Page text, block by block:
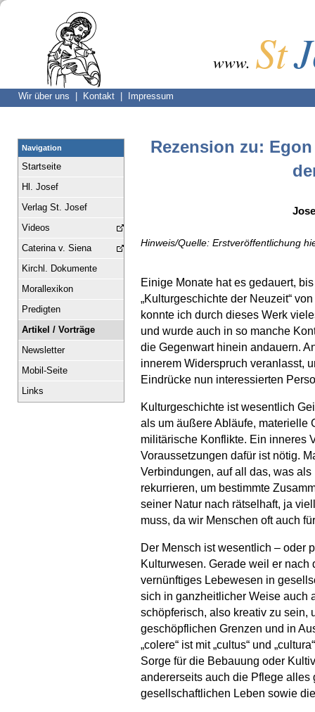
www. St
Wir über uns | Kontakt | Impressum
Navigation
Startseite
Hl. Josef
Verlag St. Josef
Videos
Caterina v. Siena
Kirchl. Dokumente
Morallexikon
Predigten
Artikel / Vorträge
Newsletter
Mobil-Seite
Links
Rezension zu:
Hinweis/Quelle: Erstveröffentlichung
Einige Monate hat es gedauert,
„Kulturgeschichte der Neuzeit“
konnte ich durch dieses Werk
und wurde auch in so manche
die Gegenwart hinein andauern.
innerem Widerspruch veranlasst,
Eindrücke nun interessierten
Kulturgeschichte ist wesentlich
als um äußere Abläufe, materielle
militärische Konflikte. Ein inneres
Voraussetzungen dafür ist nötig.
Verbindungen, auf all das, was
rekurrieren, um bestimmte
seiner Natur nach rätselhaft, ja
muss, da wir Menschen oft auch
Der Mensch ist wesentlich – oder
Kulturwesen. Gerade weil er
vernünftiges Lebewesen in
sich in ganzheitlicher Weise auch
schöpferisch, also kreativ zu sein,
geschöpflichen Grenzen und in
„colere“ ist mit „cultus“ und
Sorge für die Bebauung oder
andererseits auch die Pflege
gesellschaftlichen Leben sowie